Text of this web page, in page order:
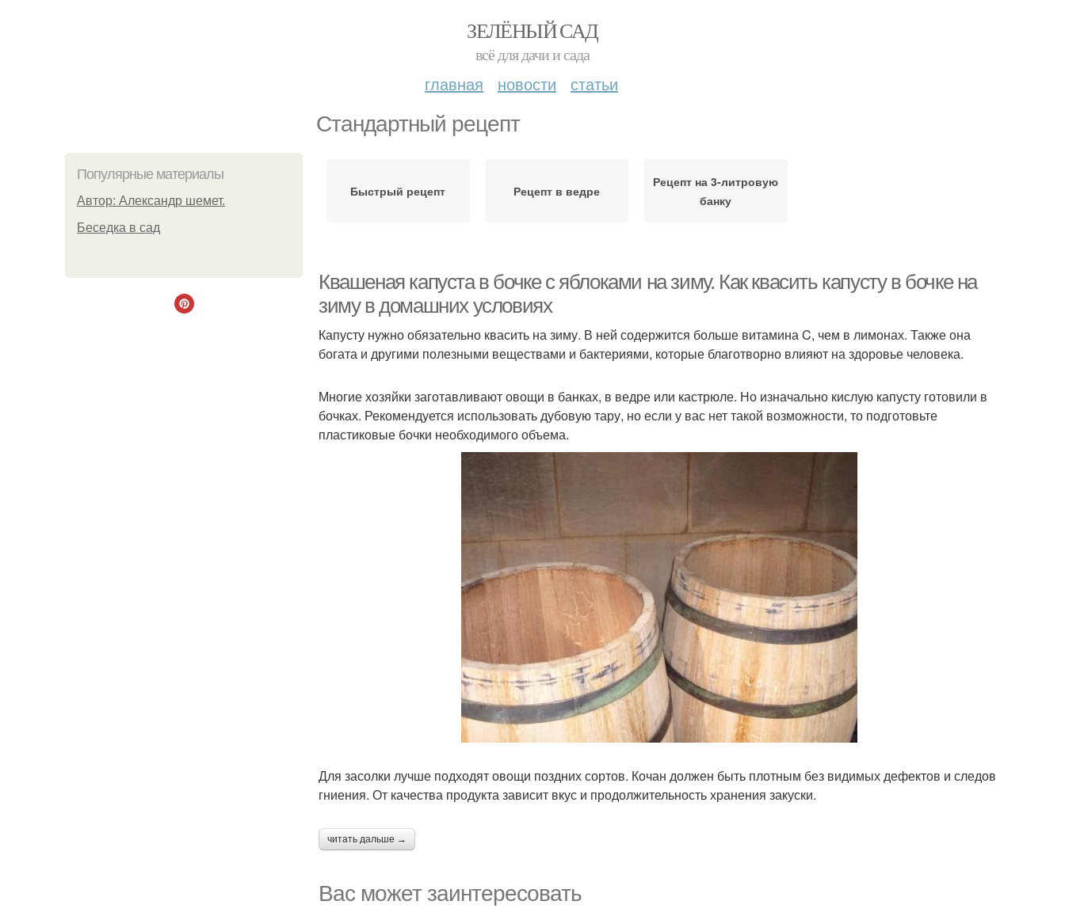
ЗЕЛЁНЫЙ САД
всё для дачи и сада
главная новости статьи
Стандартный рецепт
Популярные материалы
Автор: Александр шемет.
Беседка в сад
Быстрый рецепт Рецепт в ведре
Рецепт на 3-литровую
банку
Квашеная капуста в бочке с яблоками на зиму. Как квасить капусту в бочке на
зиму в домашних условиях
Капусту нужно обязательно квасить на зиму. В ней содержится больше витамина C, чем в лимонах. Также она
богата и другими полезными веществами и бактериями, которые благотворно влияют на здоровье человека.
Многие хозяйки заготавливают овощи в банках, в ведре или кастрюле. Но изначально кислую капусту готовили в
бочках. Рекомендуется использовать дубовую тару, но если у вас нет такой возможности, то подготовьте
пластиковые бочки необходимого объема.
Для засолки лучше подходят овощи поздних сортов. Кочан должен быть плотным без видимых дефектов и следов
гниения. От качества продукта зависит вкус и продолжительность хранения закуски.
читать дальше →
Вас может заинтересовать